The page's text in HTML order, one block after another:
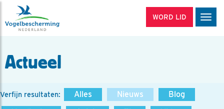
WORD LID
Actueel
Verfijn resultaten: Alles Nieuws
Blog